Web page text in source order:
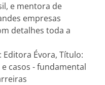
e mentora de
empresas
detalhes toda a
Évora, Título:
casos - fundamental